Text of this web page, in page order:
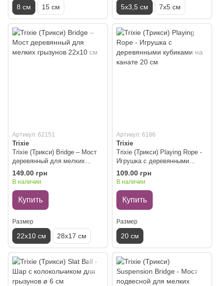
8 см 15 см 5х3,5 см 7х5 см
Артикул: 62151
Trixie
Trixie (Трикси) Bridge – Мост
деревянный для мелких
грызунов 22х10 см
149.00 грн
В наличии
Купить
Размер
22х10 см 28х17 см
Артикул: 6186
Trixie
Trixie (Трикси) Playing Rope -
Игрушка с деревянными
кубиками на канате 20 см
109.00 грн
В наличии
Купить
Размер
20 см